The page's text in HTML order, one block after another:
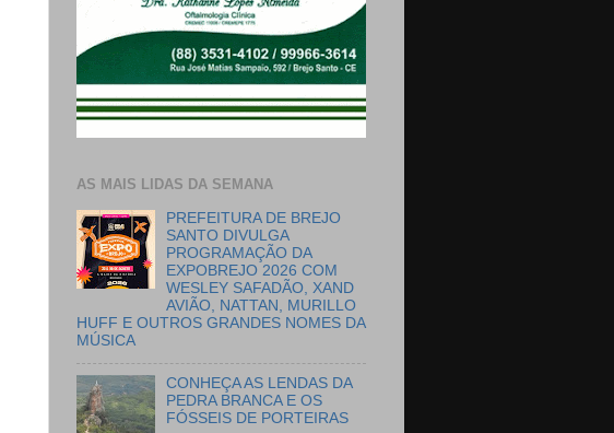
AS MAIS LIDAS DA SEMANA
PREFEITURA DE BREJO
SANTO DIVULGA
PROGRAMAÇÃO DA
EXPOBREJO 2026 COM
WESLEY SAFADÃO, XAND
AVIÃO, NATTAN, MURILLO
HUFF E OUTROS GRANDES NOMES DA
MÚSICA
CONHEÇA AS LENDAS DA
PEDRA BRANCA E OS
FÓSSEIS DE PORTEIRAS